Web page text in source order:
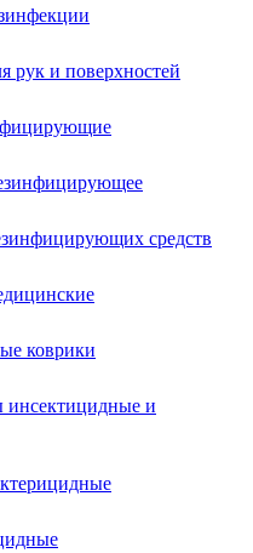
рук и поверхностей
средств
коврики
и